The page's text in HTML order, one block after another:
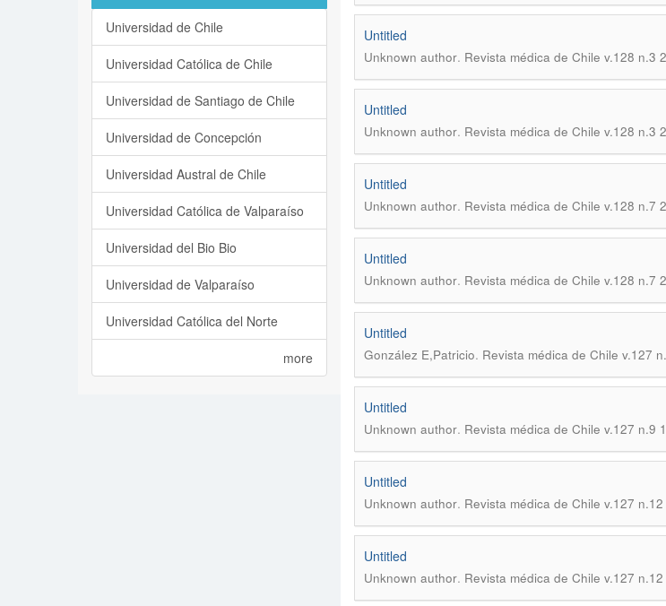
Untitled
Unknown author. Revista médica de Chile v.128 n.3
Untitled
Unknown author. Revista médica de Chile v.128 n.3
Untitled
Unknown author. Revista médica de Chile v.128 n.7
Untitled
Unknown author. Revista médica de Chile v.128 n.7
Untitled
González E,Patricio. Revista médica de Chile v.127
Untitled
Unknown author. Revista médica de Chile v.127 n.9
Untitled
Unknown author. Revista médica de Chile v.127
Untitled
Unknown author. Revista médica de Chile v.127
Universidad de Chile
Universidad Católica de Chile
Universidad de Santiago de Chile
Universidad de Concepción
Universidad Austral de Chile
Universidad Católica de Valparaíso
Universidad del Bio Bio
Universidad de Valparaíso
Universidad Católica del Norte
more